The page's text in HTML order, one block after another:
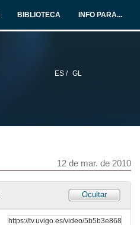
BIBLIOTECA INFO PARA...
ES / GL
12 de mar. de 2010
Ocultar
Quenda de preguntas
12 de mar. de 2010
Intervención de Bieito Lobeira